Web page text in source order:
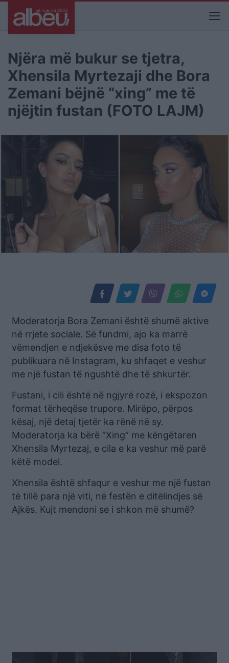
Njëra më bukur se tjetra,
Xhensila Myrtezaji dhe Bora
Zemani bëjnë “xing” me të
njëjtin fustan (FOTO LAJM)
Moderatorja Bora Zemani është shumë aktive
në rrjete sociale. Së fundmi, ajo ka marrë
vëmendjen e ndjekësve me disa foto të
publikuara në Instagram, ku shfaqet e veshur
me një fustan të ngushtë dhe të shkurtër.
Fustani, i cili është në ngjyrë rozë, i ekspozon
format tërheqëse trupore. Mirëpo, përpos
kësaj, një detaj tjetër ka rënë në sy.
Moderatorja ka bërë “Xing” me këngëtaren
Xhensila Myrtezaj, e cila e ka veshur më parë
këtë model.
Xhensila është shfaqur e veshur me një fustan
të tillë para një viti, në festën e ditëlindjes së
Ajkës. Kujt mendoni se i shkon më shumë?